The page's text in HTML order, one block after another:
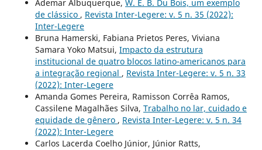
Ademar Albuquerque, W. E. B. Du Bois, um exemplo
de clássico , Revista Inter-Legere: v. 5 n. 35 (2022):
Inter-Legere
Bruna Hamerski, Fabiana Prietos Peres, Viviana
Samara Yoko Matsui, Impacto da estrutura
institucional de quatro blocos latino-americanos para
a integração regional , Revista Inter-Legere: v. 5 n. 33
(2022): Inter-Legere
Amanda Gomes Pereira, Ramisson Corrêa Ramos,
Cassilene Magalhães Silva, Trabalho no lar, cuidado e
equidade de gênero , Revista Inter-Legere: v. 5 n. 34
(2022): Inter-Legere
Carlos Lacerda Coelho Júnior, Júnior Ratts,